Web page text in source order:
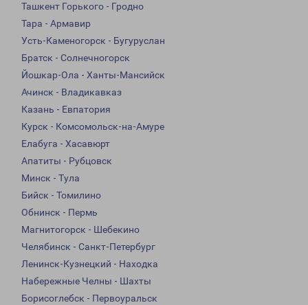
Ташкент Горького - Гродно
Тара - Армавир
Усть-Каменогорск - Бугуруслан
Братск - Солнечногорск
Йошкар-Ола - Ханты-Мансийск
Ачинск - Владикавказ
Казань - Евпатория
Курск - Комсомольск-на-Амуре
Елабуга - Хасавюрт
Апатиты - Рубцовск
Минск - Тула
Бийск - Томилино
Обнинск - Пермь
Магнитогорск - Шебекино
Челябинск - Санкт-Петербург
Ленинск-Кузнецкий - Находка
Набережные Челны - Шахты
Борисоглебск - Первоуральск